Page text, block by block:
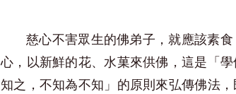
慈心不害眾生的佛弟子，就應該素
心，以新鮮的花、水菓來供佛，這是「
知之，不知為不知」的原則來弘傳佛法